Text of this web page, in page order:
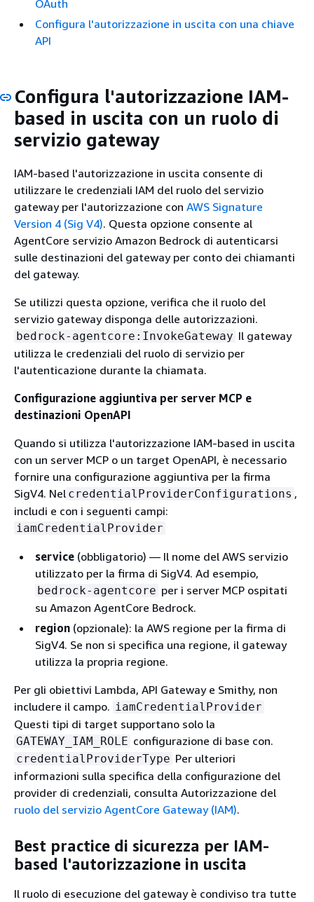
OAuth
Configura l'autorizzazione in uscita con una chiave
API
Configura l'autorizzazione IAM-
based in uscita con un ruolo di
servizio gateway
IAM-based l'autorizzazione in uscita consente di
utilizzare le credenziali IAM del ruolo del servizio
gateway per l'autorizzazione con AWS Signature
Version 4 (Sig V4). Questa opzione consente al
AgentCore servizio Amazon Bedrock di autenticarsi
sulle destinazioni del gateway per conto dei chiamanti
del gateway.
Se utilizzi questa opzione, verifica che il ruolo del
servizio gateway disponga delle autorizzazioni.
bedrock-agentcore:InvokeGateway Il gateway
utilizza le credenziali del ruolo di servizio per
l'autenticazione durante la chiamata.
Configurazione aggiuntiva per server MCP e
destinazioni OpenAPI
Quando si utilizza l'autorizzazione IAM-based in uscita
con un server MCP o un target OpenAPI, è necessario
fornire una configurazione aggiuntiva per la firma
SigV4. Nel credentialProviderConfigurations ,
includi e con i seguenti campi:
iamCredentialProvider
service (obbligatorio) — Il nome del AWS servizio
utilizzato per la firma di SigV4. Ad esempio,
bedrock-agentcore per i server MCP ospitati
su Amazon AgentCore Bedrock.
region (opzionale): la AWS regione per la firma di
SigV4. Se non si specifica una regione, il gateway
utilizza la propria regione.
Per gli obiettivi Lambda, API Gateway e Smithy, non
includere il campo. iamCredentialProvider
Questi tipi di target supportano solo la
GATEWAY_IAM_ROLE configurazione di base con.
credentialProviderType Per ulteriori
informazioni sulla specifica della configurazione del
provider di credenziali, consulta Autorizzazione del
ruolo del servizio AgentCore Gateway (IAM).
Best practice di sicurezza per IAM-
based l'autorizzazione in uscita
Il ruolo di esecuzione del gateway è condiviso tra tutte